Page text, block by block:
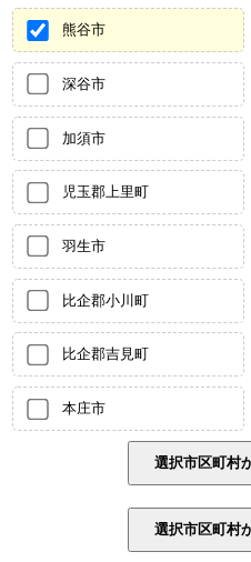
熊谷市
深谷市
加須市
児玉郡上里町
羽生市
比企郡小川町
比企郡吉見町
本庄市